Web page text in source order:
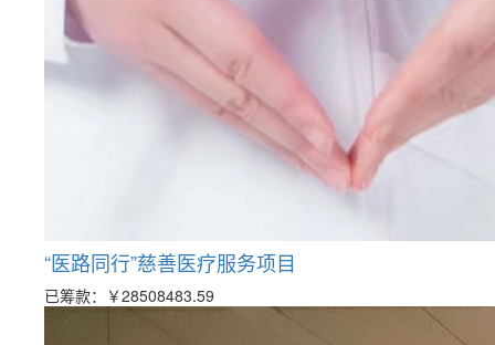
“医路同行”慈善医疗服务项目
已筹款： ￥28508483.59